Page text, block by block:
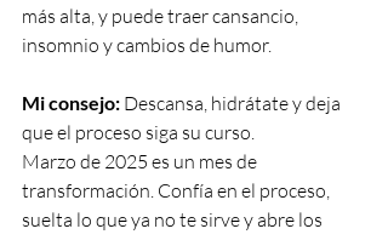
más alta, y puede traer cansancio,
insomnio y cambios de humor.
Mi consejo: Descansa, hidrátate y deja
que el proceso siga su curso.
Marzo de 2025 es un mes de
transformación. Confía en el proceso,
suelta lo que ya no te sirve y abre los